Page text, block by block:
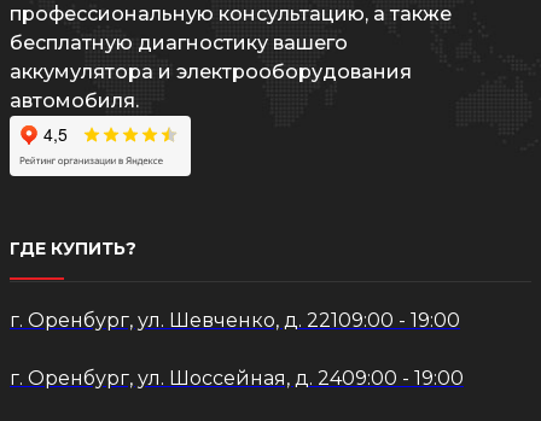
профессиональную консультацию, а также
бесплатную диагностику вашего
аккумулятора и электрооборудования
автомобиля.
ГДЕ КУПИТЬ?
г. Оренбург, ул. Шевченко, д. 22109:00 - 19:00
г. Оренбург, ул. Шоссейная, д. 2409:00 - 19:00